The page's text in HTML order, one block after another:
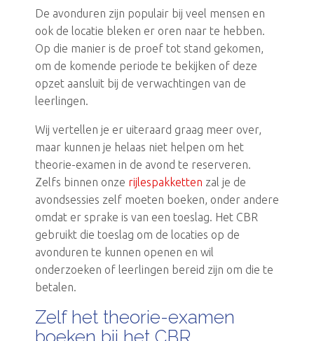
De avonduren zijn populair bij veel mensen en
ook de locatie bleken er oren naar te hebben.
Op die manier is de proef tot stand gekomen,
om de komende periode te bekijken of deze
opzet aansluit bij de verwachtingen van de
leerlingen.
Wij vertellen je er uiteraard graag meer over,
maar kunnen je helaas niet helpen om het
theorie-examen in de avond te reserveren.
Zelfs binnen onze rijlespakketten zal je de
avondsessies zelf moeten boeken, onder andere
omdat er sprake is van een toeslag. Het CBR
gebruikt die toeslag om de locaties op de
avonduren te kunnen openen en wil
onderzoeken of leerlingen bereid zijn om die te
betalen.
Zelf het theorie-examen